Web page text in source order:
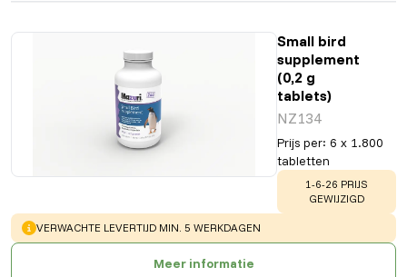
Small bird
supplement
(0,2 g
tablets)
NZ134
Prijs per: 6 x 1.800
tabletten
WARNING:
1-6-26 PRIJS
GEWIJZIGD
WARNING:
VERWACHTE LEVERTIJD MIN. 5 WERKDAGEN
Meer informatie